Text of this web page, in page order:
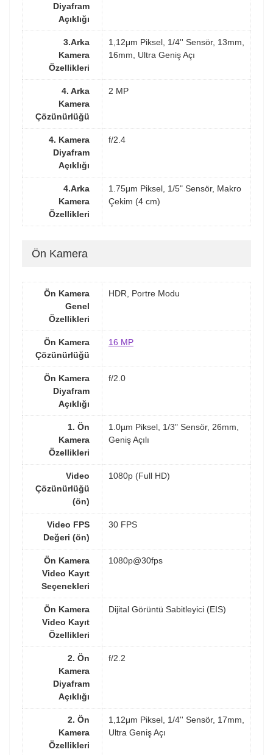
Diyafram
Açıklığı
3.Arka
Kamera
Özellikleri
1,12μm Piksel, 1/4'' Sensör, 13mm,
16mm, Ultra Geniş Açı
4. Arka
Kamera
Çözünürlüğü
2 MP
4. Kamera
Diyafram
Açıklığı
f/2.4
4.Arka
Kamera
Özellikleri
1.75μm Piksel, 1/5" Sensör, Makro
Çekim (4 cm)
Ön Kamera
Ön Kamera
Genel
Özellikleri
HDR, Portre Modu
Ön Kamera
Çözünürlüğü
16 MP
Ön Kamera
Diyafram
Açıklığı
f/2.0
1. Ön
Kamera
Özellikleri
1.0µm Piksel, 1/3" Sensör, 26mm,
Geniş Açılı
Video
Çözünürlüğü
(ön)
1080p (Full HD)
Video FPS
Değeri (ön)
30 FPS
Ön Kamera
Video Kayıt
Seçenekleri
1080p@30fps
Ön Kamera
Video Kayıt
Özellikleri
Dijital Görüntü Sabitleyici (EIS)
2. Ön
Kamera
Diyafram
Açıklığı
f/2.2
2. Ön
Kamera
Özellikleri
1,12μm Piksel, 1/4'' Sensör, 17mm,
Ultra Geniş Açı